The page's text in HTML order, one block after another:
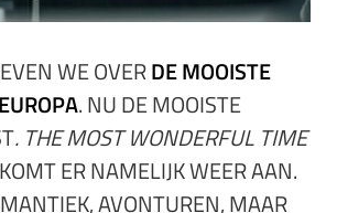
WE OVERDE MOOISTE
. NU DE MOOISTE
. THE MOST WONDERFUL TIME
ER NAMELIJK WEER AAN.
AVONTUREN, MAAR